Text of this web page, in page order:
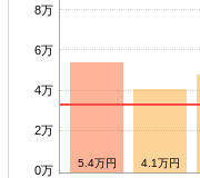
8万
6万
4万
2万
0万
5.4万円 4.1万円